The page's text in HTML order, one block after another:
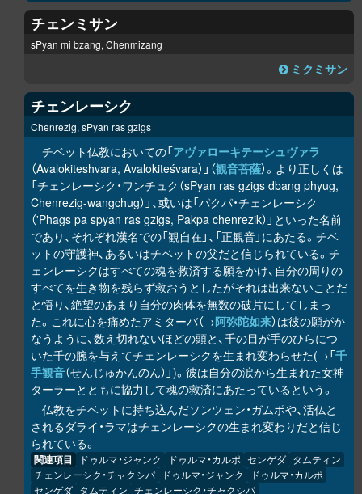
チェンミサン
sPyan mi bzang, Chenmizang
ミクミサン
チェンレーシク
Chenrezig, sPyan ras gzigs
チベット仏教においての「アヴァローキテーシュヴァラ
（Avalokiteshvara, Avalokiteśvara）」（観音菩薩）。より正しくは
「チェンレーシク・ワンチュク（sPyan ras gzigs dbang phyug,
Chenrezig-wangchug）」、或いは「パクパ・チェンレーシク
（'Phags pa spyan ras gzigs, Pakpa chenrezik）」といった名前
であり、それぞれ漢名での「観自在」、「正観音」にあたる。チベ
ットの守護神、あるいはチベットの父だと信じられている。チ
ェンレーシクはすべての魂を救済する願をかけ、自分の周りの
すべてを生き物を残らず救おうとしたがそれは出来ないことだ
と悟り、絶望のあまり自分の肉体を無数の破片にしてしまっ
た。これに心を痛めたアミターバ（→阿弥陀如来）は彼の願がか
なうように、数え切れないほどの頭と、千の目が手のひらにつ
いた千の腕を与えてチェンレーシクを生まれ変わらせた(→「千
手観音（せんじゅかんのん）」)。彼は自分の涙から生まれた女神
ターラーとともに協力して魂の救済にあたっているという。
仏教をチベットに持ち込んだソンツェン・ガムポや、活仏と
されるダライ・ラマはチェンレーシクの生まれ変わりだと信じ
られている。
関連項目 ドゥルマ・ジャンク ドゥルマ・カルポ センゲダ タムティン
チェンレーシク・チャクシパ
ドゥルマ・ジャンク
ドゥルマ・カルポ
センゲダ タムティン チェンレーシク・チャクシパ